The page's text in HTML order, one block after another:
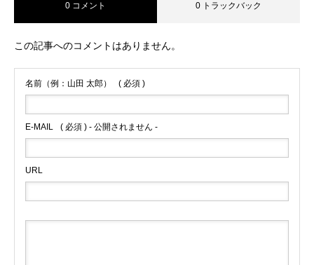
0 コメント 0 トラックバック
この記事へのコメントはありません。
名前（例：山田 太郎） ( 必須 )
E-MAIL ( 必須 ) - 公開されません -
URL